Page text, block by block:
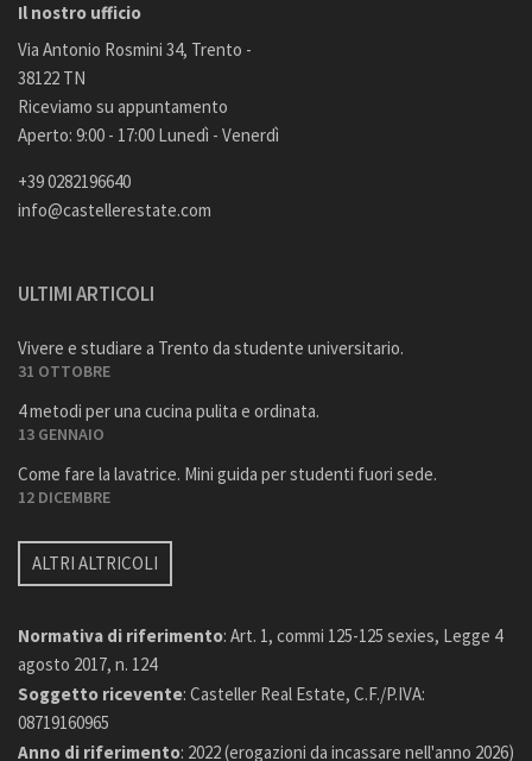
Il nostro ufficio
Via Antonio Rosmini 34, Trento -
38122 TN
Riceviamo su appuntamento
Aperto: 9:00 - 17:00 Lunedì - Venerdì
+39 0282196640
info@castellerestate.com
ULTIMI ARTICOLI
Vivere e studiare a Trento da studente universitario.
31 OTTOBRE
4 metodi per una cucina pulita e ordinata.
13 GENNAIO
Come fare la lavatrice. Mini guida per studenti fuori sede.
12 DICEMBRE
ALTRI ALTRICOLI
Normativa di riferimento: Art. 1, commi 125-125 sexies, Legge 4
agosto 2017, n. 124
Soggetto ricevente: Casteller Real Estate, C.F./P.IVA:
08719160965
Anno di riferimento: 2022 (erogazioni da incassare nell'anno 2026)